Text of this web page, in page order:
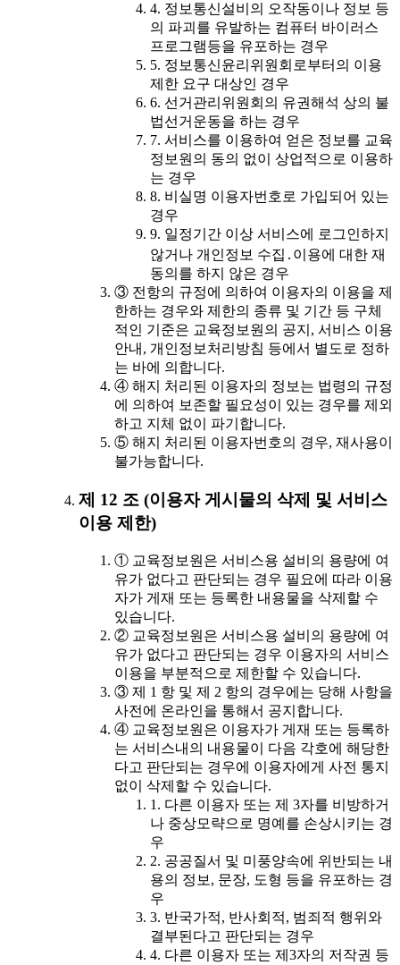
4. 정보통신설비의 오작동이나 정보 등
의 파괴를 유발하는 컴퓨터 바이러스
프로그램등을 유포하는 경우
5. 정보통신윤리위원회로부터의 이용
제한 요구 대상인 경우
6. 선거관리위원회의 유권해석 상의 불
법선거운동을 하는 경우
7. 서비스를 이용하여 얻은 정보를 교육
정보원의 동의 없이 상업적으로 이용하
는 경우
8. 비실명 이용자번호로 가입되어 있는
경우
9. 일정기간 이상 서비스에 로그인하지
않거나 개인정보 수집․이용에 대한 재
동의를 하지 않은 경우
③ 전항의 규정에 의하여 이용자의 이용을 제
한하는 경우와 제한의 종류 및 기간 등 구체
적인 기준은 교육정보원의 공지, 서비스 이용
안내, 개인정보처리방침 등에서 별도로 정하
는 바에 의합니다.
④ 해지 처리된 이용자의 정보는 법령의 규정
에 의하여 보존할 필요성이 있는 경우를 제외
하고 지체 없이 파기합니다.
⑤ 해지 처리된 이용자번호의 경우, 재사용이
불가능합니다.
제 12 조 (이용자 게시물의 삭제 및 서비스
이용 제한)
① 교육정보원은 서비스용 설비의 용량에 여
유가 없다고 판단되는 경우 필요에 따라 이용
자가 게재 또는 등록한 내용물을 삭제할 수
있습니다.
② 교육정보원은 서비스용 설비의 용량에 여
유가 없다고 판단되는 경우 이용자의 서비스
이용을 부분적으로 제한할 수 있습니다.
③ 제 1 항 및 제 2 항의 경우에는 당해 사항을
사전에 온라인을 통해서 공지합니다.
④ 교육정보원은 이용자가 게재 또는 등록하
는 서비스내의 내용물이 다음 각호에 해당한
다고 판단되는 경우에 이용자에게 사전 통지
없이 삭제할 수 있습니다.
1. 다른 이용자 또는 제 3자를 비방하거
나 중상모략으로 명예를 손상시키는 경
우
2. 공공질서 및 미풍양속에 위반되는 내
용의 정보, 문장, 도형 등을 유포하는 경
우
3. 반국가적, 반사회적, 범죄적 행위와
결부된다고 판단되는 경우
4. 다른 이용자 또는 제3자의 저작권 등